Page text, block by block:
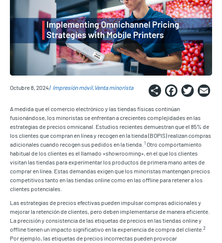
Octubre 8, 2024 Impresión móvil Venta minorista Share
A medida que el comercio electrónico y las tiendas físicas continúan
fusionándose, los minoristas se enfrentan a crecientes complejidades en las
estrategias de precios omnicanal. Estudios recientes demuestran que el 85% de
los clientes que compran en línea y recogen en la tienda (BOPIS) realizan compras
adicionales cuando recogen sus pedidos en la tienda. 1Otro comportamiento
habitual de los clientes es el llamado «showrooming», en el que los clientes
visitan las tiendas para experimentar los productos de primera mano antes de
comprar en línea. Estas demandas exigen que los minoristas mantengan precios
competitivos tanto en las tiendas online como en las offline para retener a los
clientes potenciales.
Las estrategias de precios efectivas pueden impulsar compras adicionales y
mejorar la retención de clientes, pero deben implementarse de manera eficiente.
La precisión y consistencia de las etiquetas de precios en las tiendas online y
offline tienen un impacto significativo en la experiencia de compra del cliente. 2
Por ejemplo, las etiquetas de precios incorrectas pueden provocar